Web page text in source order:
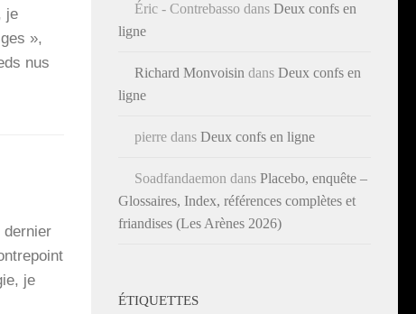
je
»,
nus
der­nier
je
Éric - Contrebasso dans Deux confs en
ligne
Richard Monvoisin dans Deux confs en
ligne
pierre dans Deux confs en ligne
Soadfandaemon dans Placebo, enquête –
Glossaires, Index, références complètes et
friandises (Les Arènes 2026)
ÉTIQUETTES